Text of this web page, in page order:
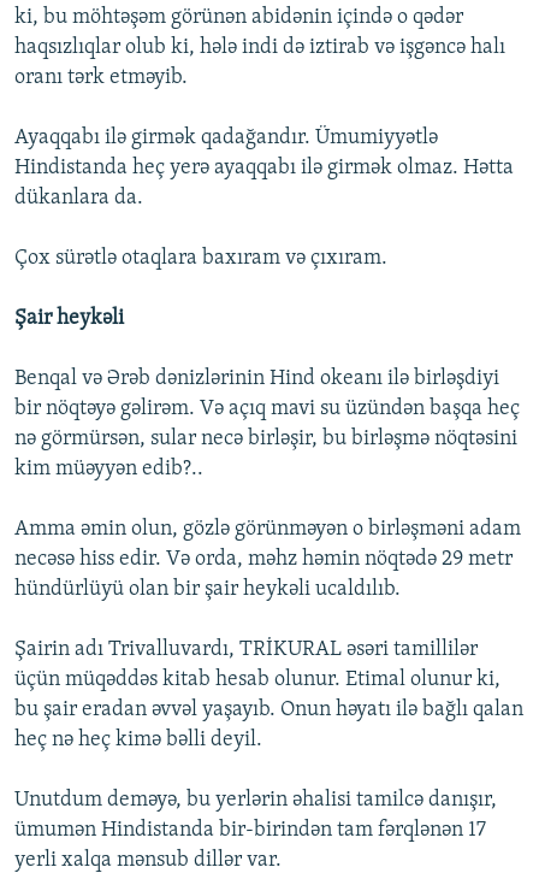
ki, bu möhtəşəm görünən abidənin içində o qədər
haqsızlıqlar olub ki, hələ indi də iztirab və işgəncə halı
oranı tərk etməyib.
Ayaqqabı ilə girmək qadağandır. Ümumiyyətlə
Hindistanda heç yerə ayaqqabı ilə girmək olmaz. Hətta
dükanlara da.
Çox sürətlə otaqlara baxıram və çıxıram.
Şair heykəli
Benqal və Ərəb dənizlərinin Hind okeanı ilə birləşdiyi
bir nöqtəyə gəlirəm. Və açıq mavi su üzündən başqa heç
nə görmürsən, sular necə birləşir, bu birləşmə nöqtəsini
kim müəyyən edib?..
Amma əmin olun, gözlə görünməyən o birləşməni adam
necəsə hiss edir. Və orda, məhz həmin nöqtədə 29 metr
hündürlüyü olan bir şair heykəli ucaldılıb.
Şairin adı Trivalluvardı, TRİKURAL əsəri tamillilər
üçün müqəddəs kitab hesab olunur. Etimal olunur ki,
bu şair eradan əvvəl yaşayıb. Onun həyatı ilə bağlı qalan
heç nə heç kimə bəlli deyil.
Unutdum deməyə, bu yerlərin əhalisi tamilcə danışır,
ümumən Hindistanda bir-birindən tam fərqlənən 17
yerli xalqa mənsub dillər var.